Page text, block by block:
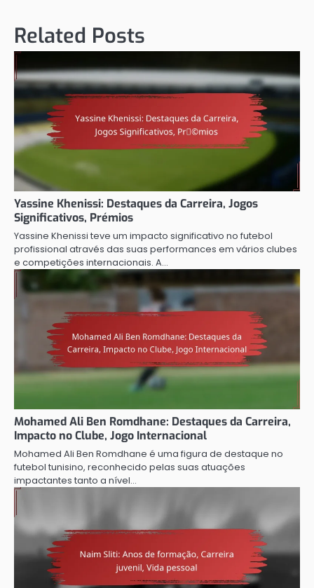
Related Posts
Yassine Khenissi: Destaques da Carreira, Jogos
Significativos, Prémios
Yassine Khenissi teve um impacto significativo no futebol
profissional através das suas performances em vários clubes
e competições internacionais. A…
Mohamed Ali Ben Romdhane: Destaques da Carreira,
Impacto no Clube, Jogo Internacional
Mohamed Ali Ben Romdhane é uma figura de destaque no
futebol tunisino, reconhecido pelas suas atuações
impactantes tanto a nível…